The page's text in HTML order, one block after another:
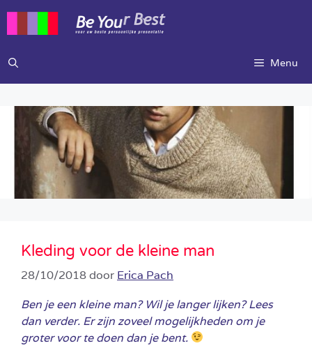
inhoud
Menu
Kleding voor de kleine man
28/10/2018door Erica Pach
Ben je een kleine man? Wil je langer lijken? Lees
dan verder. Er zijn zoveel mogelijkheden om je
groter voor te doen dan je bent.